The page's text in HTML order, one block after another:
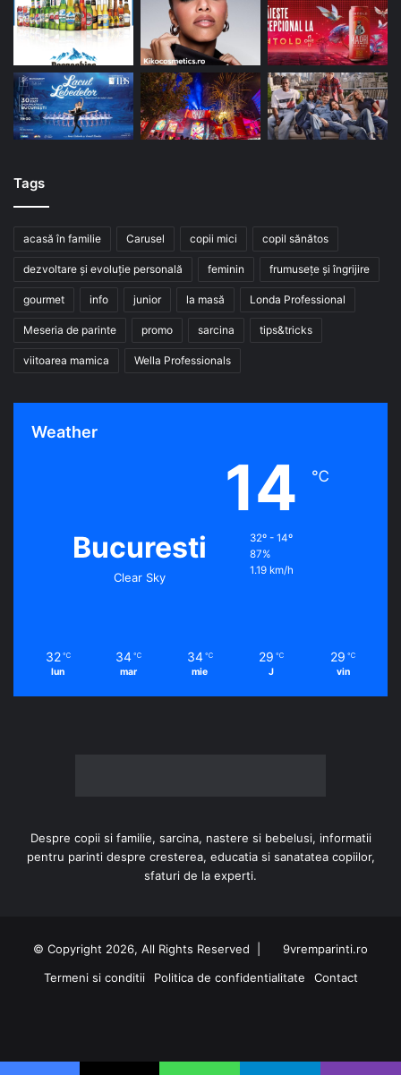
Tags
acasă în familie Carusel copii mici copil sănătos
dezvoltare și evoluție personală feminin frumusețe și îngrijire
gourmet info junior la masă Londa Professional
Meseria de parinte promo sarcina tips&tricks
viitoarea mamica Wella Professionals
Weather
Bucuresti
Clear Sky
14 ℃
32º - 14º
87%
1.19 km/h
32 ℃
lun
34 ℃
mar
34 ℃
mie
29 ℃
J
29 ℃
vin
Despre copii si familie, sarcina, nastere si bebelusi, informatii
pentru parinti despre cresterea, educatia si sanatatea copiilor,
sfaturi de la experti.
© Copyright 2026, All Rights Reserved |
9vremparinti.ro
Termeni si conditii
Politica de confidentialitate Contact